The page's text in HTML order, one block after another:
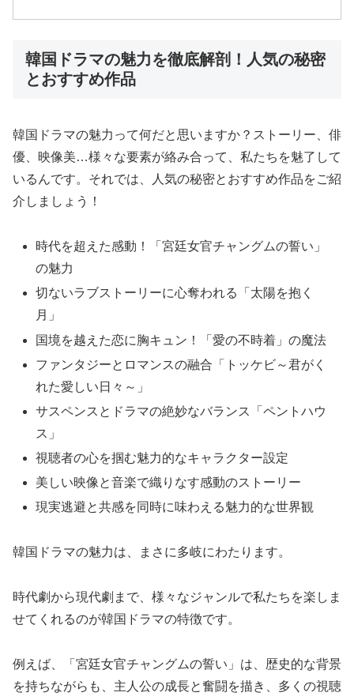
韓国ドラマの魅力を徹底解剖！人気の秘密
とおすすめ作品
韓国ドラマの魅力って何だと思いますか？ストーリー、俳
優、映像美…様々な要素が絡み合って、私たちを魅了して
いるんです。それでは、人気の秘密とおすすめ作品をご紹
介しましょう！
時代を超えた感動！「宮廷女官チャングムの誓い」
の魅力
切ないラブストーリーに心奪われる「太陽を抱く
月」
国境を越えた恋に胸キュン！「愛の不時着」の魔法
ファンタジーとロマンスの融合「トッケビ～君がく
れた愛しい日々～」
サスペンスとドラマの絶妙なバランス「ペントハウ
ス」
視聴者の心を掴む魅力的なキャラクター設定
美しい映像と音楽で織りなす感動のストーリー
現実逃避と共感を同時に味わえる魅力的な世界観
韓国ドラマの魅力は、まさに多岐にわたります。
時代劇から現代劇まで、様々なジャンルで私たちを楽しま
せてくれるのが韓国ドラマの特徴です。
例えば、「宮廷女官チャングムの誓い」は、歴史的な背景
を持ちながらも、主人公の成長と奮闘を描き、多くの視聴